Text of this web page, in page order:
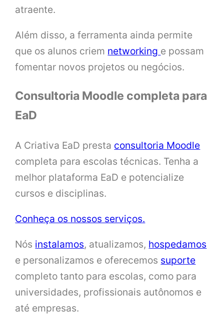
atraente.
Além disso, a ferramenta ainda permite
que os alunos criem networking e possam
fomentar novos projetos ou negócios.
Consultoria Moodle completa para
EaD
A Criativa EaD presta consultoria Moodle
completa para escolas técnicas. Tenha a
melhor plataforma EaD e potencialize
cursos e disciplinas.
Conheça os nossos serviços.
Nós instalamos, atualizamos, hospedamos
e personalizamos e oferecemos suporte
completo tanto para escolas, como para
universidades, profissionais autônomos e
até empresas.